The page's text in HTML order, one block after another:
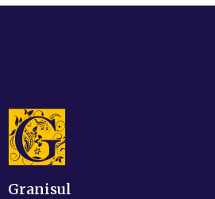
Granisul